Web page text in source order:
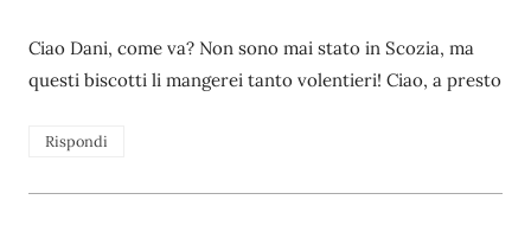
Ciao Dani, come va? Non sono mai stato in Scozia, ma
questi biscotti li mangerei tanto volentieri! Ciao, a presto
Rispondi